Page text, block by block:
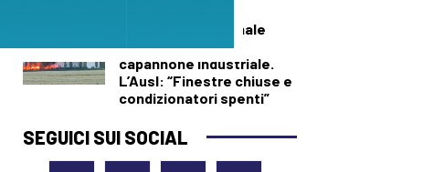
Maxi incendio a Finale
Emilia, in fiamme
capannone industriale.
L’Ausl: “Finestre chiuse e
condizionatori spenti”
SEGUICI SUI SOCIAL